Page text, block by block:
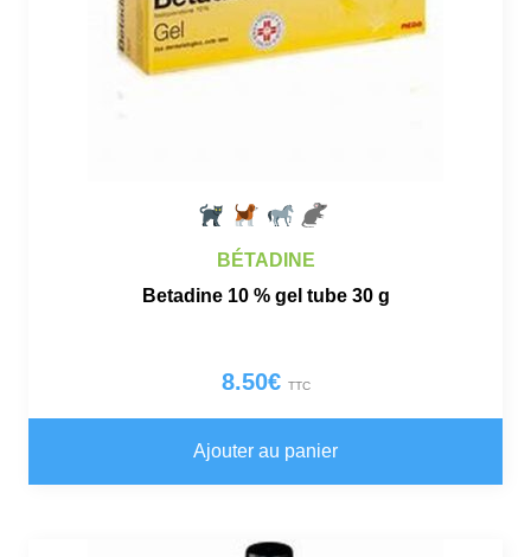
BÉTADINE
Betadine 10 % gel tube 30 g
8.50€ TTC
Ajouter au panier